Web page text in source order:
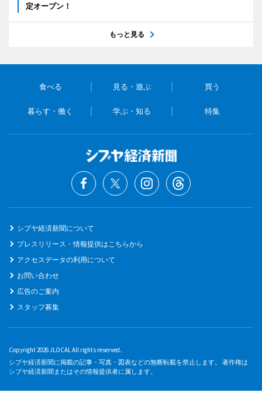
定オープン！
もっと見る
食べる 見る・遊ぶ 買う
暮らす・働く 学ぶ・知る 特集
シブヤ経済新聞について
プレスリリース・情報提供はこちらから
アクセスデータの利用について
お問い合わせ
広告のご案内
スタッフ募集
Copyright 2026 JLOCAL All rights reserved.
シブヤ経済新聞に掲載の記事・写真・図表などの無断転載を禁止します。 著作権は
シブヤ経済新聞またはその情報提供者に属します。